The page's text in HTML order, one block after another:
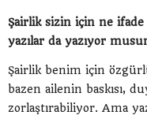
Şairlik sizin için ne
yazılar da yazıyor
Şairlik benim için
bazen ailenin baskısı,
zorlaştırabiliyor. Ama